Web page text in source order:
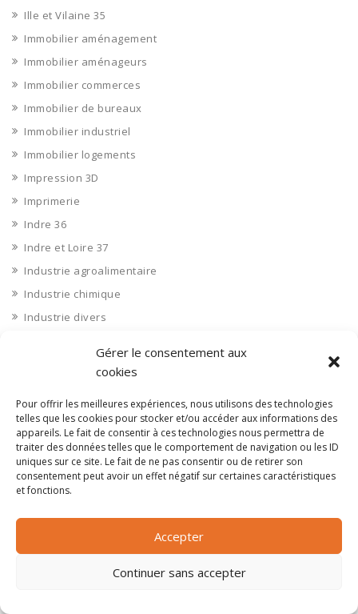
Gérer le consentement aux
cookies
Pour offrir les meilleures expériences, nous utilisons des technologies
telles que les cookies pour stocker et/ou accéder aux informations des
appareils. Le fait de consentir à ces technologies nous permettra de
traiter des données telles que le comportement de navigation ou les ID
uniques sur ce site. Le fait de ne pas consentir ou de retirer son
consentement peut avoir un effet négatif sur certaines caractéristiques
et fonctions.
Accepter
Continuer sans accepter
Ille et Vilaine 35
Immobilier aménagement
Immobilier aménageurs
Immobilier commerces
Immobilier de bureaux
Immobilier industriel
Immobilier logements
Impression 3D
Imprimerie
Indre 36
Indre et Loire 37
Industrie agroalimentaire
Industrie chimique
Industrie divers
Industrie du verre
Industrie papier et carton
Industrie pharmaceutique
Ingénierie et bureau d'étude